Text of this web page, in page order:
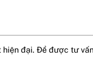
đại. Để được tư